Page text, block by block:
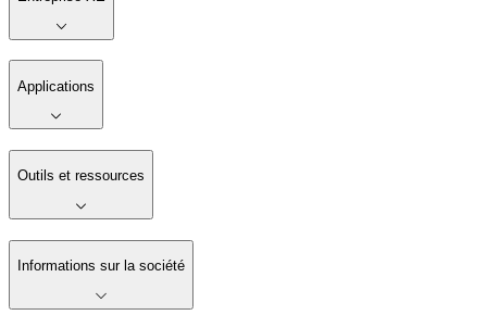
Applications
Outils et ressources
Informations sur la société